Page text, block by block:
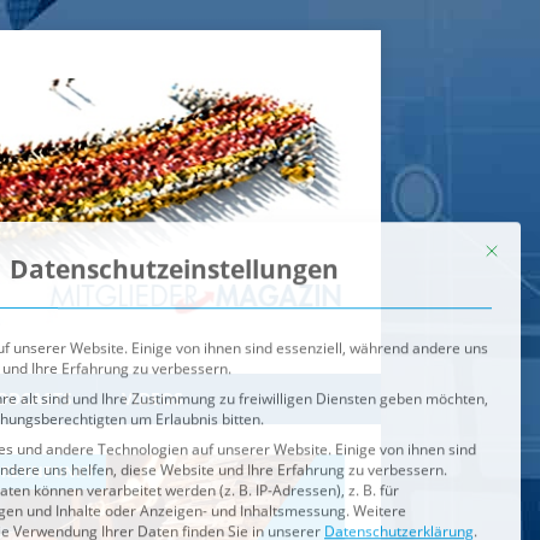
VIDEOS
IM BRENNPUNKT
unserer Website. Einige von ihnen sind essenziell, während andere uns
Ihre Erfahrung zu verbessern.
alt sind und Ihre Zustimmung zu freiwilligen Diensten geben möchten,
um Erlaubnis bitten.
uns helfen, diese Website und Ihre Erfahrung zu verbessern.
können verarbeitet werden (z. B. IP-Adressen), z. B. für
und Inhalte oder Anzeigen- und Inhaltsmessung.Weitere
jederzeit unterEinstellungenwiderrufen oder anpassen.
der Service-Gruppen, für die eine Einwilligung erteilt werden
Externe Medien
Speichern
Alle akzeptieren